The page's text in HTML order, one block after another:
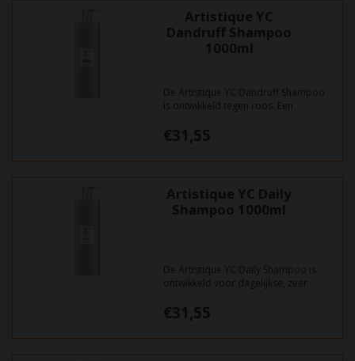
Artistique YC
Dandruff Shampoo
1000ml
De Artistique YC Dandruff Shampoo
is ontwikkeld tegen roos. Een
effectieve Piroctone Olamine
verwijderen roos op milde wijze. Bij
regelmatig gebruik ontstaan geen
blijft roosvrij.
€31,55
Artistique YC Daily
Shampoo 1000ml
De Artistique YC Daily Shampoo is
ontwikkeld voor dagelijkse, zeer
hoofdhuid.
€31,55